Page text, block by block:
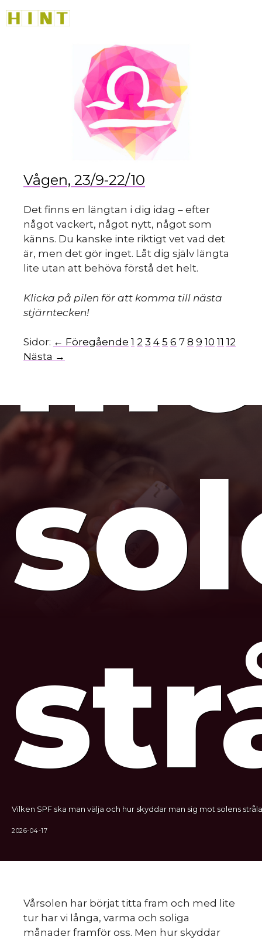
till
Vågen, 23/9-22/10
Det finns en längtan i dig idag – efter
något vackert, något nytt, något som
känns. Du kanske inte riktigt vet vad det
är, men det gör inget. Låt dig själv längta
lite utan att behöva förstå det helt.
Klicka på pilen för att komma till nästa
stjärntecken!
Sidor: ← Föregående 1 2 3 4 5 6 7 8 9 10 11 12
Nästa →
Vilken SPF ska man välja och hur skyddar man sig mot solens
2026-04-17
Vårsolen har börjat titta fram och med lite
tur har vi långa, varma och soliga
månader framför oss. Men hur skyddar